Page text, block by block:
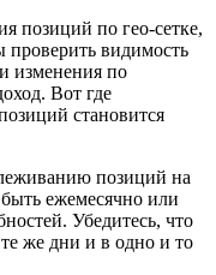
позиций по гео-сетке,
проверить видимость
изменения по
Вот где
становится
позиций на
ежемесячно или
Убедитесь, что
же дни и в одно и то